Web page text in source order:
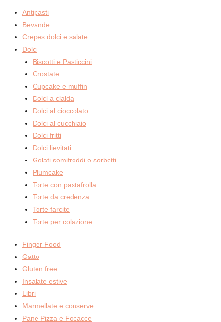
Antipasti
Bevande
Crepes dolci e salate
Dolci
Biscotti e Pasticcini
Crostate
Cupcake e muffin
Dolci a cialda
Dolci al cioccolato
Dolci al cucchiaio
Dolci fritti
Dolci lievitati
Gelati semifreddi e sorbetti
Plumcake
Torte con pastafrolla
Torte da credenza
Torte farcite
Torte per colazione
Finger Food
Gatto
Gluten free
Insalate estive
Libri
Marmellate e conserve
Pane Pizza e Focacce